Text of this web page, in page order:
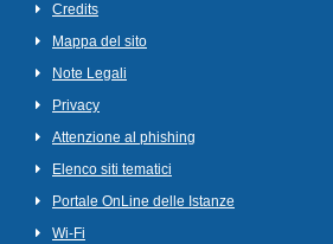
Credits
Mappa del sito
Note Legali
Privacy
Attenzione al phishing
Elenco siti tematici
Portale OnLine delle Istanze
Wi-Fi